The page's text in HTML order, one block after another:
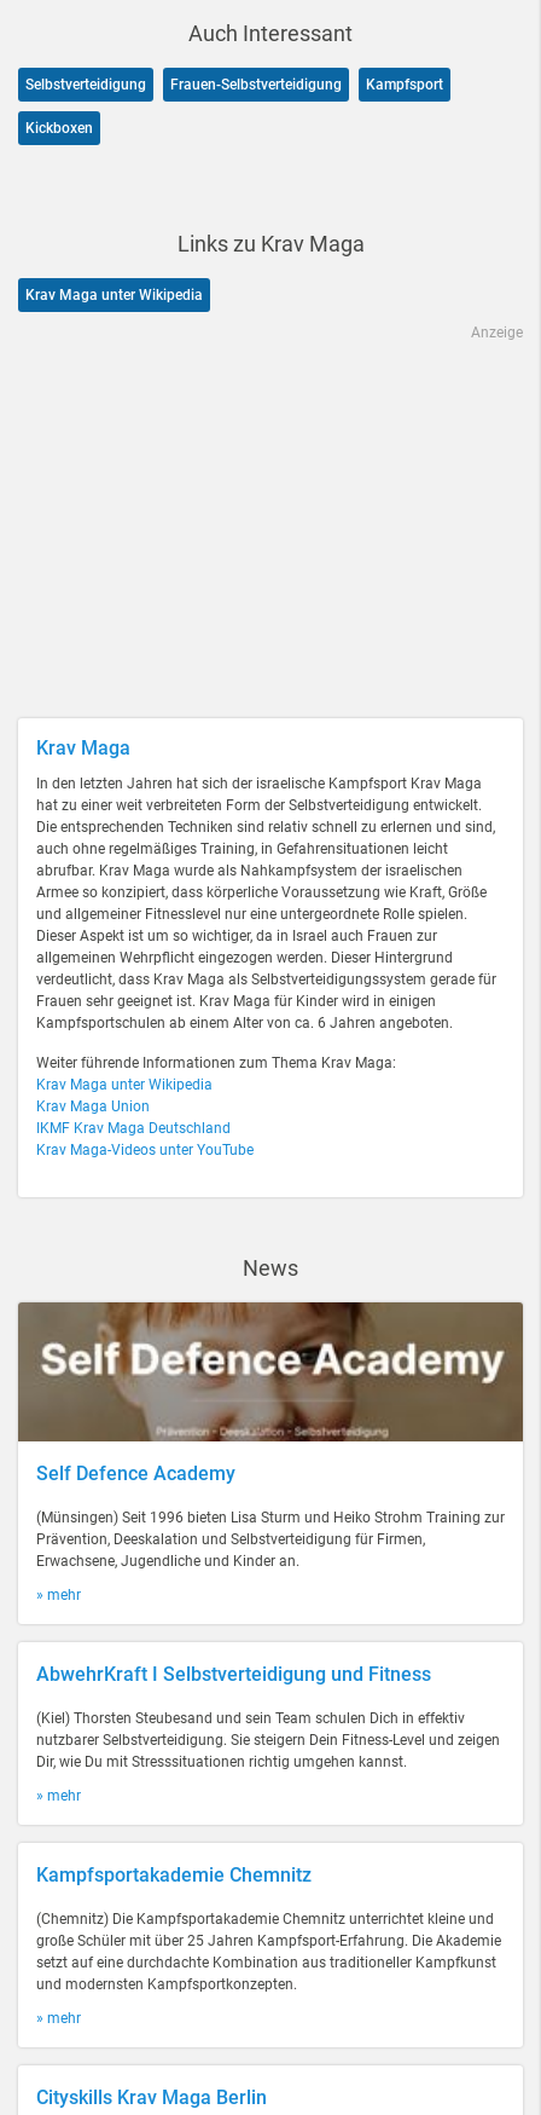
Krav Maga
In den letzten Jahren hat sich der israelische Kampfsport Krav Maga
hat zu einer weit verbreiteten Form der Selbstverteidigung entwickelt.
Die entsprechenden Techniken sind relativ schnell zu erlernen und sind,
auch ohne regelmäßiges Training, in Gefahrensituationen leicht
abrufbar. Krav Maga wurde als Nahkampfsystem der israelischen
Armee so konzipiert, dass körperliche Voraussetzung wie Kraft, Größe
und allgemeiner Fitnesslevel nur eine untergeordnete Rolle spielen.
Dieser Aspekt ist um so wichtiger, da in Israel auch Frauen zur
allgemeinen Wehrpflicht eingezogen werden. Dieser Hintergrund
verdeutlicht, dass Krav Maga als Selbstverteidigungssystem gerade für
Frauen sehr geeignet ist. Krav Maga für Kinder wird in einigen
Kampfsportschulen ab einem Alter von ca. 6 Jahren angeboten.
Weiter führende Informationen zum Thema Krav Maga:
Krav Maga unter Wikipedia
Krav Maga Union
IKMF Krav Maga Deutschland
Krav Maga-Videos unter YouTube
Auch Interessant
Selbstverteidigung Frauen-Selbstverteidigung Kampfsport
Kickboxen
Links zu Krav Maga
Krav Maga unter Wikipedia
Anzeige
News
Self Defence Academy
(Münsingen) Seit 1996 bieten Lisa Sturm und Heiko Strohm Training zur
Prävention, Deeskalation und Selbstverteidigung für Firmen,
Erwachsene, Jugendliche und Kinder an.
» mehr
AbwehrKraft I Selbstverteidigung und Fitness
(Kiel) Thorsten Steubesand und sein Team schulen Dich in effektiv
nutzbarer Selbstverteidigung. Sie steigern Dein Fitness-Level und zeigen
Dir, wie Du mit Stresssituationen richtig umgehen kannst.
» mehr
Kampfsportakademie Chemnitz
(Chemnitz) Die Kampfsportakademie Chemnitz unterrichtet kleine und
große Schüler mit über 25 Jahren Kampfsport-Erfahrung. Die Akademie
setzt auf eine durchdachte Kombination aus traditioneller Kampfkunst
und modernsten Kampfsportkonzepten.
» mehr
Cityskills Krav Maga Berlin